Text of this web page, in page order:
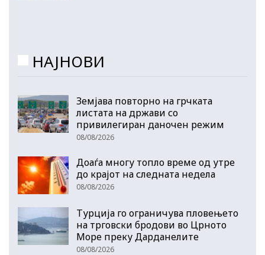
НАЈНОВИ
Земјава повторно на грчката
листата на држави со
привилегиран даночен режим
08/08/2026
Доаѓа многу топло време од утре
до крајот на следната недела
08/08/2026
Турција го ограничува пловењето
на трговски бродови во Црното
Море преку Дарданелите
08/08/2026